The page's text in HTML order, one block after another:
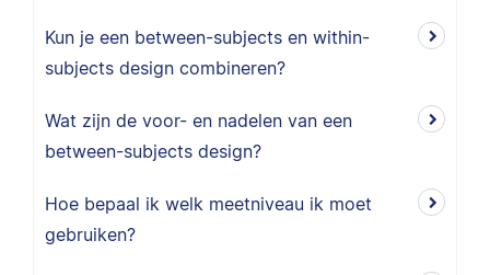
Kun je een between-subjects en within-
subjects design combineren?
Wat zijn de voor- en nadelen van een
between-subjects design?
Hoe bepaal ik welk meetniveau ik moet
gebruiken?